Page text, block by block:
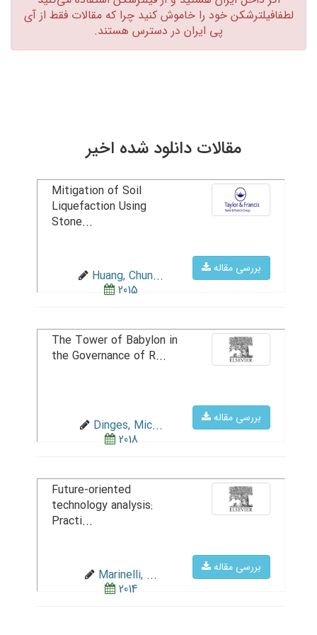
لطفافیلترشکن خود را خاموش کنید چرا که مقالات فقط از آی
پی ایران در دسترس هستند.‏
مقالات دانلود شده اخیر
بررسی مقاله
Mitigation of Soil
Liquefaction Using
Stone...
Huang, Chun...
2015
بررسی مقاله
The Tower of Babylon in
the Governance of R...
Dinges, Mic...
2018
بررسی مقاله
Future-oriented
technology analysis:
Practi...
Marinelli, ...
2014